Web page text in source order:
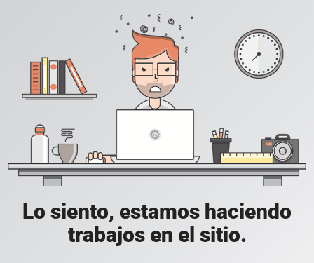
Lo siento, estamos haciendo
trabajos en el sitio.